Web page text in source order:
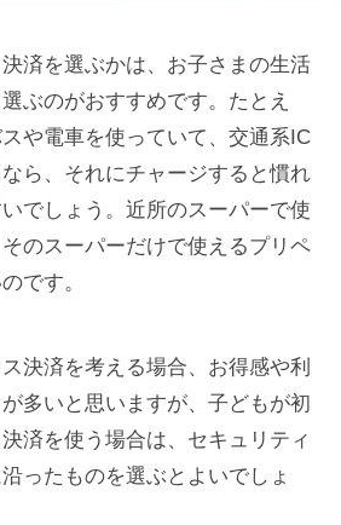
済を選ぶかは、お子さまの生活
ぶのがおすすめです。たとえ
や電車を使っていて、交通系IC
ら、それにチャージすると慣れ
でしょう。近所のスーパーで使
のスーパーだけで使えるプリペ
です。
決済を考える場合、お得感や利
多いと思いますが、子どもが初
済を使う場合は、セキュリティ
ったものを選ぶとよいでしょ